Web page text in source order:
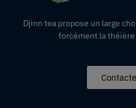
Djinn tea propose un large
forcément la